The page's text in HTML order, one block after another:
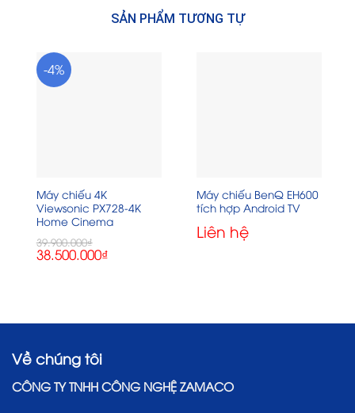
SẢN PHẨM TƯƠNG TỰ
-4%
Máy chiếu 4K
Viewsonic PX728-4K
Home Cinema
39.900.000₫
Giá
gốc
38.500.000₫Giá
hiện
Máy chiếu BenQ EH600
tích hợp Android TV
Liên hệ
Về chúng tôi
CÔNG TY TNHH CÔNG NGHỆ ZAMACO